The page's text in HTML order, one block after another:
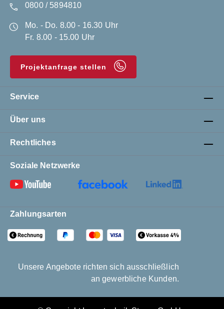
0800 / 5894810
Mo. - Do. 8.00 - 16.30 Uhr
Fr. 8.00 - 15.00 Uhr
Projektanfrage stellen
Service
Über uns
Rechtliches
Soziale Netzwerke
Zahlungsarten
Unsere Angebote richten sich ausschließlich
an gewerbliche Kunden.